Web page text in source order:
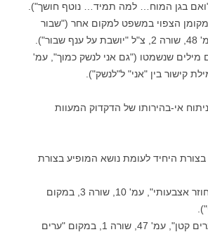
בגן המוח… למה תמיד… נוטף חושך").
הצפוי במשפט למקום אחר ("שבור
מילים שנשמטו ("גם אני לנשק כמוך", עמ'
אי-בהירותו של הדקדוק המעוות
בצורת היחיד לעומת נושא המופיע בצורת
1א' – בפעלים ("חוזר אצבעותי", עמ' 10, שורה 3, במקום
1ב' – בשמות ("ערים קטן", עמ' 47, שורה 1, במקום "ערים